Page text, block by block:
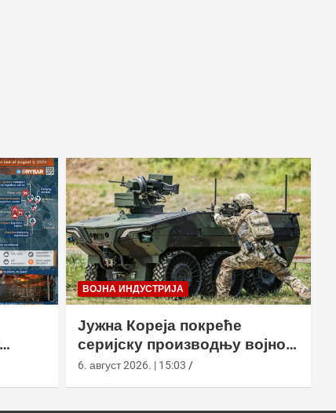
ВОЈНА ИНДУСТРИЈА
Јужна Кореја покреће
серијску производњу војног
робота Арион-СМЕТ
6. август 2026. | 15:03